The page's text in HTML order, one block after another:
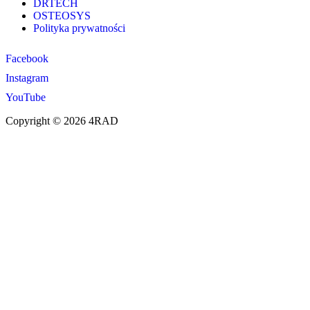
DRTECH
OSTEOSYS
Polityka prywatności
Facebook
Instagram
YouTube
Copyright © 2026 4RAD